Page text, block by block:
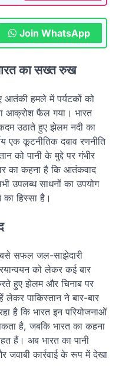
Join WhatsApp
का सख्त रुख
आतंकी हमले में पर्यटकों को
आक्रोश फैल गया। भारत
उठाते हुए झेलम नदी का
एक कूटनीतिक दबाव रणनीति
को पानी के मुद्दे पर गंभीर
का कहना है कि आतंकवाद
उपलब्ध साधनों का उपयोग
का हिस्सा है।
सफल जल-साझेदारी
को लेकर कई बार
हुए झेलम और चिनाब पर
लेकर पाकिस्तान ने बार-बार
है कि भारत इन परियोजनाओं
है, जबकि भारत का कहना
हैं। अब भारत का पानी
जवाबी कार्रवाई के रूप में देखा